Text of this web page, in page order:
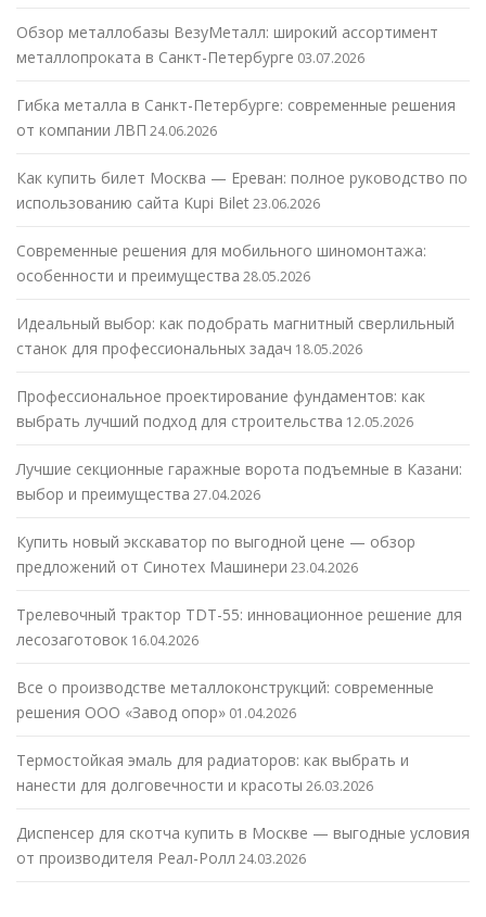
Обзор металлобазы ВезуМеталл: широкий ассортимент
металлопроката в Санкт-Петербурге 03.07.2026
Гибка металла в Санкт-Петербурге: современные решения
от компании ЛВП 24.06.2026
Как купить билет Москва — Ереван: полное руководство по
использованию сайта Kupi Bilet23.06.2026
Современные решения для мобильного шиномонтажа:
особенности и преимущества 28.05.2026
Идеальный выбор: как подобрать магнитный сверлильный
станок для профессиональных задач 18.05.2026
Профессиональное проектирование фундаментов: как
выбрать лучший подход для строительства 12.05.2026
Лучшие секционные гаражные ворота подъемные в Казани:
выбор и преимущества 27.04.2026
Купить новый экскаватор по выгодной цене — обзор
предложений от Синотех Машинери 23.04.2026
Трелевочный трактор TDT-55: инновационное решение для
лесозаготовок 16.04.2026
Все о производстве металлоконструкций: современные
решения ООО «Завод опор» 01.04.2026
Термостойкая эмаль для радиаторов: как выбрать и
нанести для долговечности и красоты 26.03.2026
Диспенсер для скотча купить в Москве — выгодные условия
от производителя Реал-Ролл 24.03.2026